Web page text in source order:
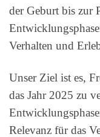
der Geburt bis zur
Verhalten und
Unser Ziel ist es,
das Jahr 2025 zu
Relevanz für das